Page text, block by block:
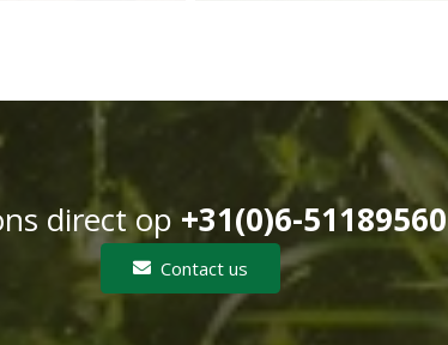
direct op +31(0)6-51189560
Contact us